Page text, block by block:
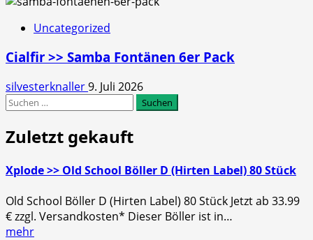
Uncategorized
Cialfir >> Samba Fontänen 6er Pack
silvesterknaller9. Juli 2026
Suchen
Zuletzt gekauft
Xplode >> Old School Böller D (Hirten Label) 80 Stück
Old School Böller D (Hirten Label) 80 Stück Jetzt ab 33.99
€ zzgl. Versandkosten* Dieser Böller ist in…
mehr